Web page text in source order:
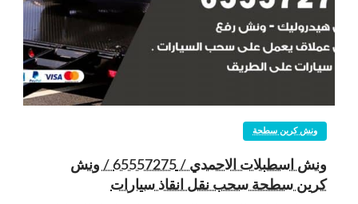
ونش كرين سطحة
ونش اسطبلات الاحمدي / 65557275 / ونش
كرين سطحة سحب نقل انقاذ سيارات